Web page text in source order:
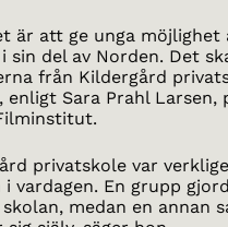
är att ge unga
sin del av Norden. Det
från Kildergård
enligt Sara Prahl
privatskole var
vardagen. En grupp
medan en annan